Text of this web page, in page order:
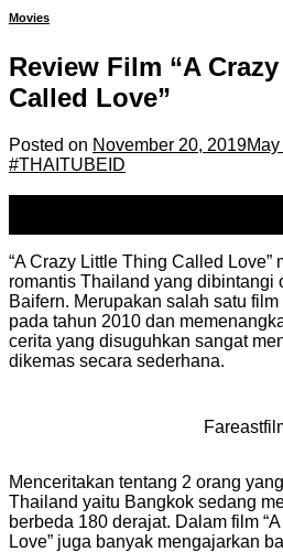
Movies
Review Film “A
Called Love”
Posted on November 20, 2019
#THAITUBEID
“A Crazy Little Thing Called Love”
romantis Thailand yang dibintangi
Baifern. Merupakan salah satu
pada tahun 2010 dan
cerita yang disuguhkan sangat
dikemas secara sederhana.
Menceritakan tentang 2 orang
Thailand yaitu Bangkok sedang
berbeda 180 derajat. Dalam film
Love” juga banyak mengajarkan